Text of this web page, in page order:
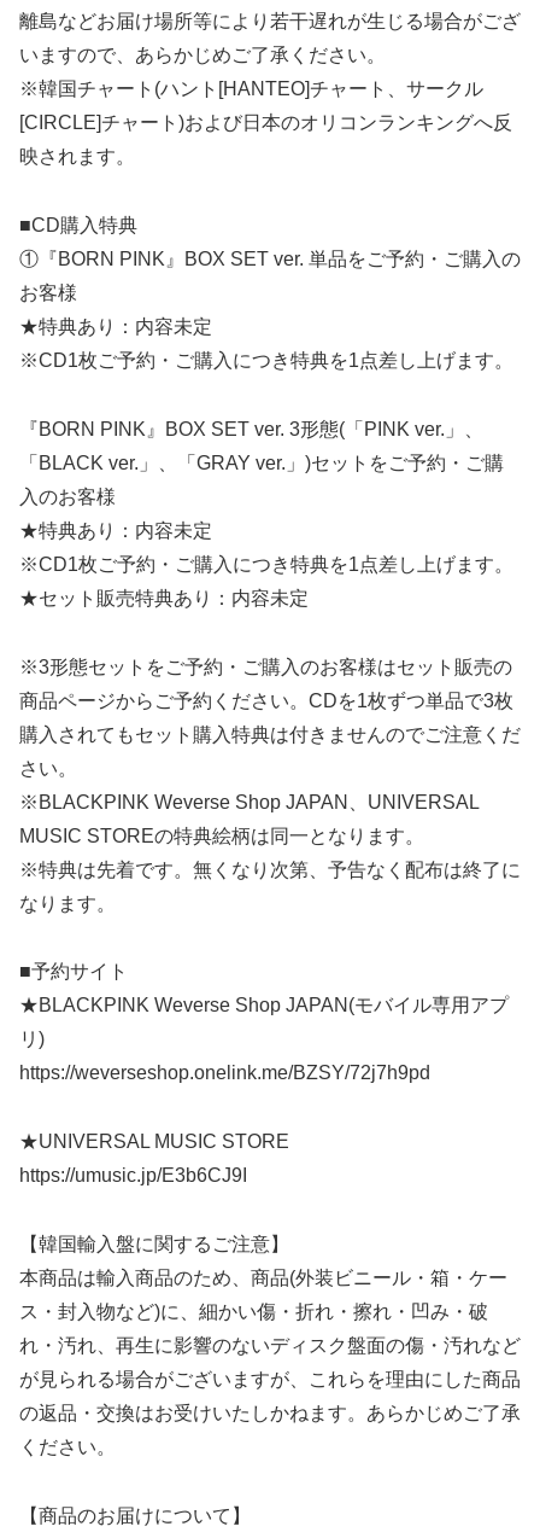
離島などお届け場所等により若干遅れが生じる場合がござ
いますので、あらかじめご了承ください。
※韓国チャート(ハント[HANTEO]チャート、サークル
[CIRCLE]チャート)および日本のオリコンランキングへ反
映されます。
■CD購入特典
①『BORN PINK』BOX SET ver. 単品をご予約・ご購入の
お客様
★特典あり：内容未定
※CD1枚ご予約・ご購入につき特典を1点差し上げます。
『BORN PINK』BOX SET ver. 3形態(「PINK ver.」、
「BLACK ver.」、「GRAY ver.」)セットをご予約・ご購
入のお客様
★特典あり：内容未定
※CD1枚ご予約・ご購入につき特典を1点差し上げます。
★セット販売特典あり：内容未定
※3形態セットをご予約・ご購入のお客様はセット販売の
商品ページからご予約ください。CDを1枚ずつ単品で3枚
購入されてもセット購入特典は付きませんのでご注意くだ
さい。
※BLACKPINK Weverse Shop JAPAN、UNIVERSAL
MUSIC STOREの特典絵柄は同一となります。
※特典は先着です。無くなり次第、予告なく配布は終了に
なります。
■予約サイト
★BLACKPINK Weverse Shop JAPAN(モバイル専用アプ
リ)
https://weverseshop.onelink.me/BZSY/72j7h9pd
★UNIVERSAL MUSIC STORE
https://umusic.jp/E3b6CJ9I
【韓国輸入盤に関するご注意】
本商品は輸入商品のため、商品(外装ビニール・箱・ケー
ス・封入物など)に、細かい傷・折れ・擦れ・凹み・破
れ・汚れ、再生に影響のないディスク盤面の傷・汚れなど
が見られる場合がございますが、これらを理由にした商品
の返品・交換はお受けいたしかねます。あらかじめご了承
ください。
【商品のお届けについて】